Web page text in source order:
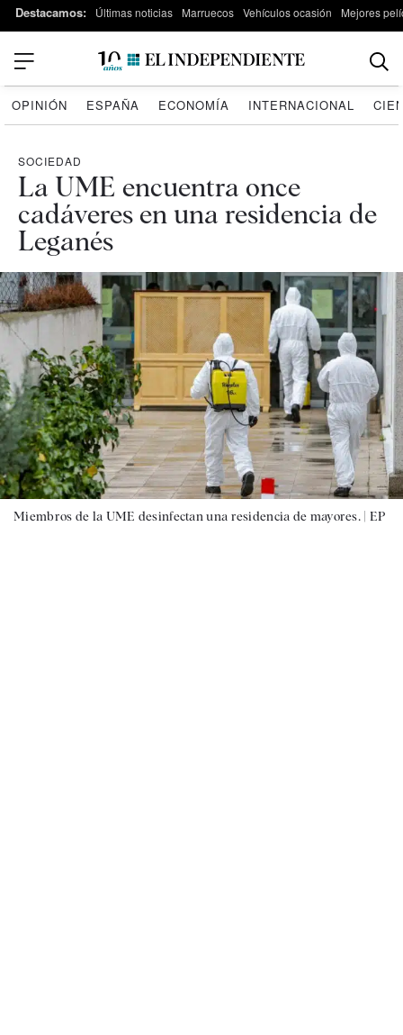
Destacamos: Últimas noticias Marruecos Vehículos ocasión Mejores
OPINIÓN ESPAÑA ECONOMÍA INTERNACIONAL
SOCIEDAD
La UME encuentra once
cadáveres en una residencia de
Leganés
Miembros de la UME desinfectan una residencia de mayores. | EP